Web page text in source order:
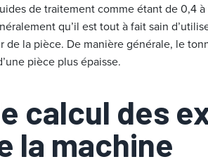
de traitement comme étant de 0,4
qu’il est tout à fait sain
de la pièce. De manière générale, le
pièce plus épaisse.
calcul des
la machine